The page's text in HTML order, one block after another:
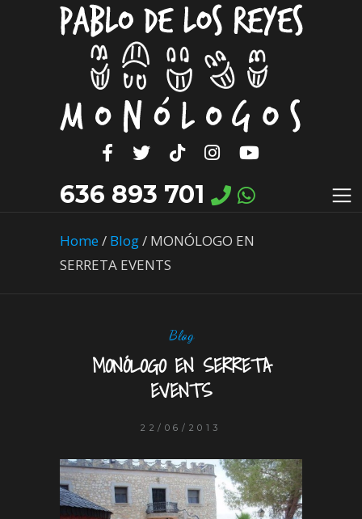
636 893 701
Home/ Blog/ MONÓLOGO EN
SERRETA EVENTS
Blog
MONÓLOGO EN SERRETA
EVENTS
22/06/2013